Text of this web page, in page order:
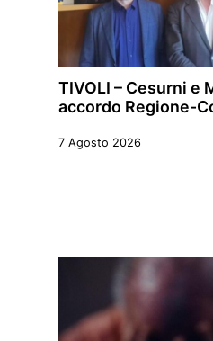
TIVOLI – Cesurni e
accordo Regione-
7 Agosto 2026